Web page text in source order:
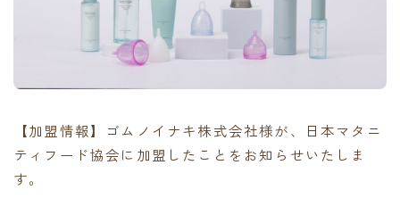
オンラインショップ
Tokyo Family Marche 府中店
contact
【加盟情報】ゴムノイナキ株式会社様が、日本マタニ
ティフード協会に加盟したことをお知らせいたしま
す。